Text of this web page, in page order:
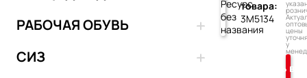
РАБОЧАЯ ОБУВЬ
СИЗ
товара:
3М5134
цены
у
Добавить в